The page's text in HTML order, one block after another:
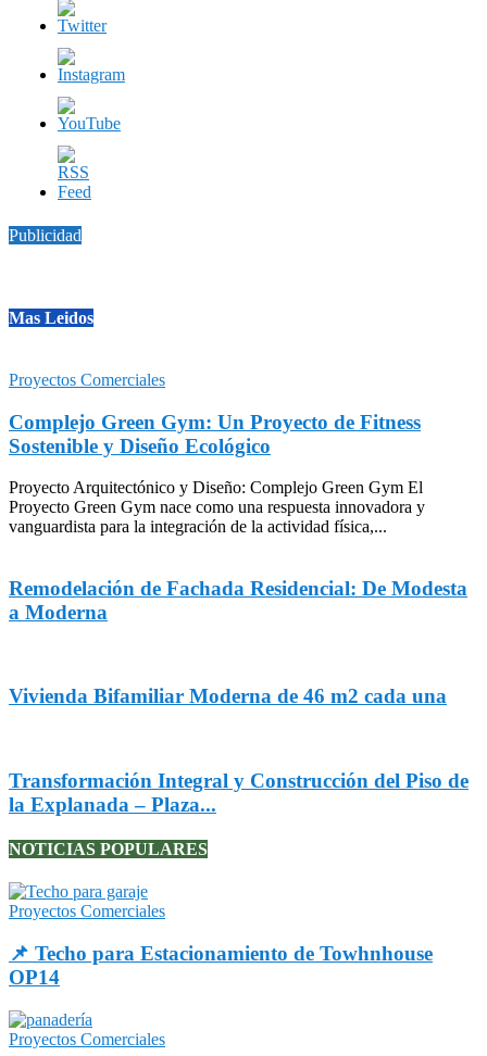
Publicidad
Mas Leidos
Proyectos Comerciales
Complejo Green Gym: Un Proyecto de Fitness
Sostenible y Diseño Ecológico
Proyecto Arquitectónico y Diseño: Complejo Green Gym El
Proyecto Green Gym nace como una respuesta innovadora y
vanguardista para la integración de la actividad física,...
Remodelación de Fachada Residencial: De Modesta
a Moderna
Vivienda Bifamiliar Moderna de 46 m2 cada una
Transformación Integral y Construcción del Piso de
la Explanada – Plaza...
NOTICIAS POPULARES
Proyectos Comerciales
📌 Techo para Estacionamiento de Towhnhouse
OP14
Proyectos Comerciales